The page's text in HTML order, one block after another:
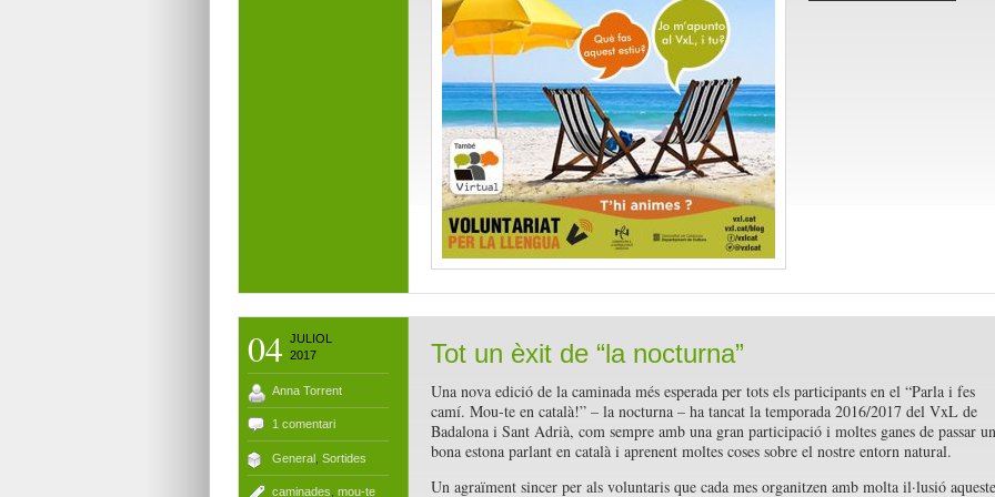
04 JULIOL
2017
Anna Torrent
1 comentari
General, Sortides
caminades mou-te
Tot un èxit de “la nocturna”
Una nova edició de la caminada més esperada per tots els participants en el “Parla i fes
camí. Mou-te en català!” – la nocturna – ha tancat la temporada 2016/2017 del VxL de
Badalona i Sant Adrià, com sempre amb una gran participació i moltes ganes de passar
bona estona parlant en català i aprenent moltes coses sobre el nostre entorn natural.
Un agraïment sincer per als voluntaris que cada mes organitzen amb molta il·lusió